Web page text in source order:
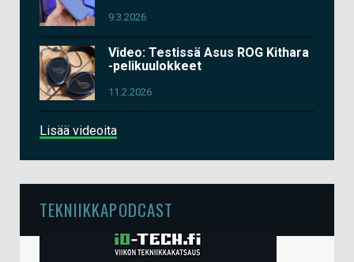
9.3.2026
Video: Testissä Asus ROG Kithara
-pelikuulokkeet
11.2.2026
Lisää videoita
TEKNIIKKAPODCAST